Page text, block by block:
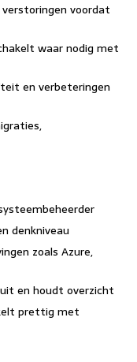
voordat
waar nodig met
en verbeteringen
denkniveau
zoals Azure,
en houdt overzicht
prettig met